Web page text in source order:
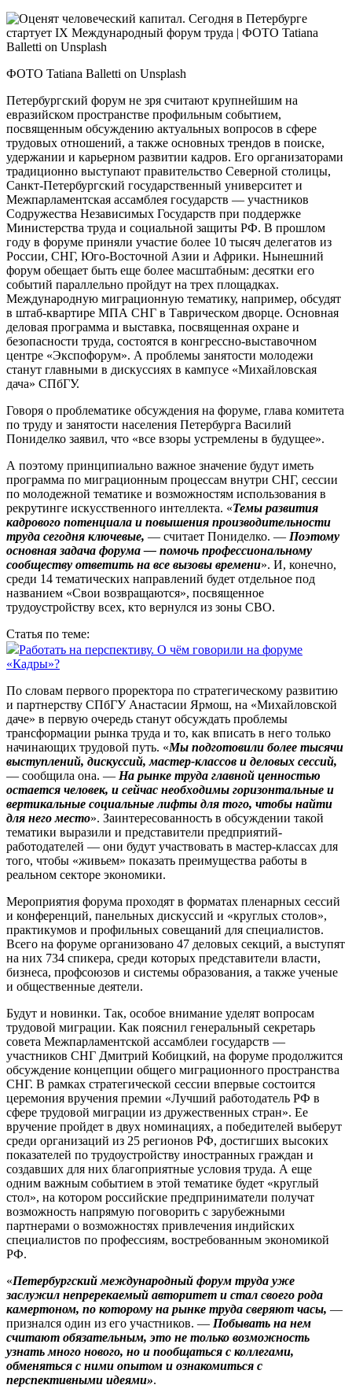
ФОТО Tatiana Balletti on Unsplash
Петербургский форум не зря считают крупнейшим на
евразийском пространстве профильным событием,
посвященным обсуждению актуальных вопросов в сфере
трудовых отношений, а также основных трендов в поиске,
удержании и карьерном развитии кадров. Его организаторами
традиционно выступают правительство Северной столицы,
Санкт‑Петербургский государственный университет и
Межпарламентская ассамблея государств — участников
Содружества Независимых Государств при поддержке
Министерства труда и социальной защиты РФ. В прошлом
году в форуме приняли участие более 10 тысяч делегатов из
России, СНГ, Юго-Восточной Азии и Африки. Нынешний
форум обещает быть еще более масштабным: десятки его
событий параллельно пройдут на трех площадках.
Международную миграционную тематику, например, обсудят
в штаб-квартире МПА СНГ в Таврическом дворце. Основная
деловая программа и выставка, посвященная охране и
безопасности труда, состоятся в конгрессно-выставочном
центре «Экспофорум». А проб­лемы занятости молодежи
станут главными в дискуссиях в кампусе «Михайловская
дача» СПбГУ.
Говоря о проблематике обсуждения на форуме, глава комитета
по труду и занятости населения Петербурга Василий
Пониделко заявил, что «все взоры устремлены в будущее».
А поэтому принципиально важное значение будут иметь
программа по миграционным процессам внутри СНГ, сессии
по молодежной тематике и возможностям использования в
рекрутинге искусственного интеллекта. «Темы развития
кадрового потенциала и повышения производительности
труда сегодня ключевые, — считает Пониделко. — Поэтому
основная задача форума — помочь профессиональному
сообществу ответить на все вызовы времени». И, конечно,
среди 14 тематических направлений будет отдельное под
названием «Свои возвращаются», посвященное
трудоустройству всех, кто вернулся из зоны СВО.
Статья по теме:
Работать на перспективу. О чём говорили на форуме
«Кадры»?
По словам первого проректора по стратегическому развитию
и партнерству СПбГУ Анастасии Ярмош, на «Михайловской
даче» в первую очередь станут обсуждать проблемы
трансформации рынка труда и то, как вписать в него только
начинающих трудовой путь. «Мы подготовили более тысячи
выступлений, дискуссий, мастер-классов и деловых сессий,
— сообщила она. — На рынке труда главной ценностью
остается человек, и сейчас необходимы горизонтальные и
вертикальные социальные лифты для того, чтобы найти
для него место». Заинтересованность в обсуждении такой
тематики выразили и представители предприятий-
работодателей — они будут участвовать в мастер-классах для
того, чтобы «живьем» показать преимущества работы в
реальном секторе экономики.
Мероприятия форума проходят в форматах пленарных сессий
и конференций, панельных дискуссий и «круглых столов»,
практикумов и профильных совещаний для специалистов.
Всего на форуме организовано 47 деловых секций, а выступят
на них 734 спикера, среди которых представители влас­ти,
бизнеса, профсоюзов и системы образования, а также ученые
и общественные деятели.
Будут и новинки. Так, особое внимание уделят вопросам
трудовой миграции. Как пояснил генеральный секретарь
совета Межпарламентской ассамблеи государств —
участников СНГ Дмитрий Кобицкий, на форуме продолжится
обсуждение концепции общего миграционного пространства
СНГ. В рамках стратегической сессии впервые состоится
церемония вручения премии «Лучший работодатель РФ в
сфере трудовой миграции из дружественных стран». Ее
вручение пройдет в двух номинациях, а победителей выберут
среди организаций из 25 регионов РФ, достигших высоких
показателей по трудоустройству иностранных граждан и
создавших для них благоприятные условия труда. А еще
одним важным событием в этой тематике будет «круглый
стол», на котором российские предприниматели получат
возможность напрямую поговорить с зарубежными
партнерами о возможностях привлечения индийских
специалистов по профессиям, востребованным экономикой
РФ.
«Петербургский международный форум труда уже
заслужил непререкаемый авторитет и стал своего рода
камертоном, по которому на рынке труда сверяют часы, —
признался один из его участников. — Побывать на нем
считают обязательным, это не только возможность
узнать много нового, но и пообщаться с коллегами,
обменяться с ними опытом и ознакомиться с
перспективными идеями».